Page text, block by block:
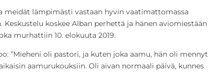
ä
ä
meidät lämpimästi vastaan hyvin vaatimattomassa
Keskustelu koskee Alban perhettä ja hänen aviomiestään
murhattiin 10. elokuuta 2019.
”Mieheni oli pastori, ja kuten joka aamu, hän oli mennyt
aamurukouksiin. Oli aivan normaali päivä, kunnes